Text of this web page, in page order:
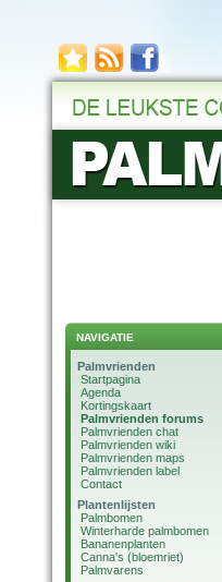
NAVIGATIE
Palmvrienden
Startpagina
Agenda
Kortingskaart
Palmvrienden forums
Palmvrienden chat
Palmvrienden wiki
Palmvrienden maps
Palmvrienden label
Contact
Plantenlijsten
Palmbomen
Winterharde palmbomen
Bananenplanten
Canna's (bloemriet)
Palmvarens